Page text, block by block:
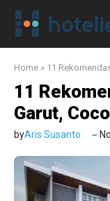
Langsung
Home » 11
11
Garut,
byAris Susanto